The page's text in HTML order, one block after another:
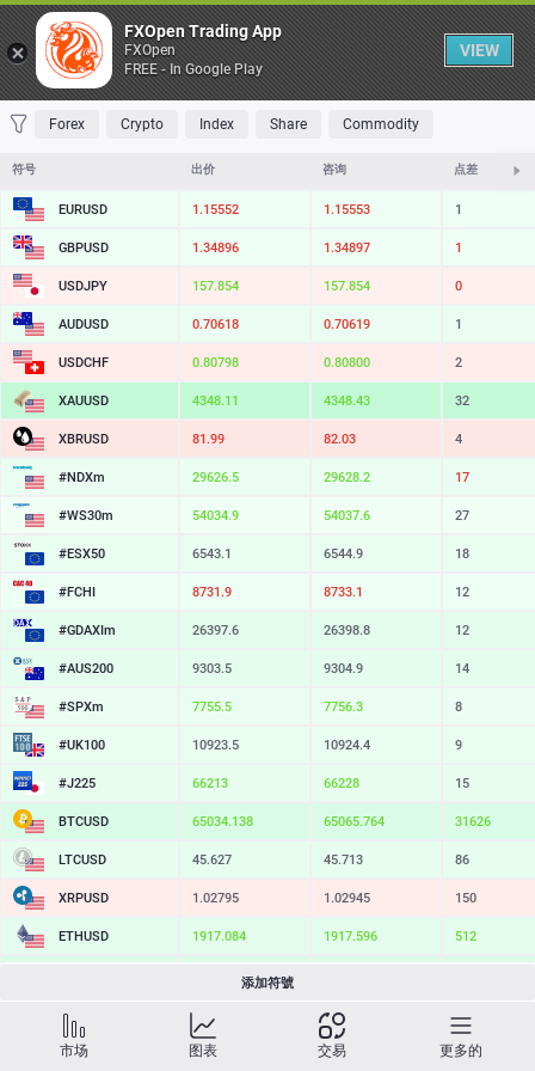
桌子
收藏 夹 交易量最大 最大涨幅 最大跌幅 最易挥发
Forex Crypto Index Share Commodity
符号 出价 咨询 点差
EURUSD 1.15552 1.15553 1
GBPUSD 1.34896 1.34897 1
USDJPY 157.854 157.854 0
AUDUSD 0.70618 0.70619 1
USDCHF 0.80798 0.80800 2
XAUUSD 4348.11 4348.43 32
XBRUSD 81.99 82.03 4
#NDXm 29626.5 29628.2 17
#WS30m 54034.9 54037.6 27
#ESX50 6543.1 6544.9 18
#FCHI 8731.9 8733.1 12
#GDAXIm 26397.6 26398.8 12
#AUS200 9303.5 9304.9 14
#SPXm 7755.5 7756.3 8
#UK100 10923.5 10924.4 9
#J225 66213 66228 15
BTCUSD 65034.138 65065.764 31626
LTCUSD 45.627 45.713 86
XRPUSD 1.02795 1.02945 150
ETHUSD 1917.084 1917.596 512
SOLUSD 73.90
TSLA 329.79 330.44 65
添加符號
市场 图表 交易 更多的
FXOpen Trading App
FXOpen
FREE - In Google Play
VIEW